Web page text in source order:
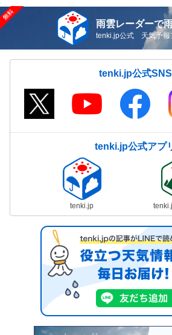
雨雲レーダーで
tenki.jp公式 天気予報
tenki.jp公式SNS
tenki.jp公式アプ
tenki.jp